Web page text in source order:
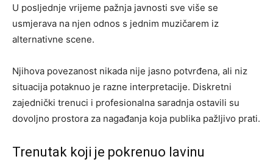
U posljednje vrijeme pažnja javnosti sve više se
usmjerava na njen odnos s jednim muzičarem iz
alternativne scene.
Njihova povezanost nikada nije jasno potvrđena, ali niz
situacija potaknuo je razne interpretacije. Diskretni
zajednički trenuci i profesionalna saradnja ostavili su
dovoljno prostora za nagađanja koja publika pažljivo prati.
Trenutak koji je pokrenuo lavinu